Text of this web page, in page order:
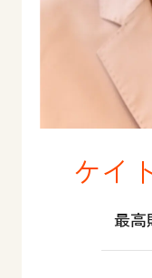
ケイ
最高